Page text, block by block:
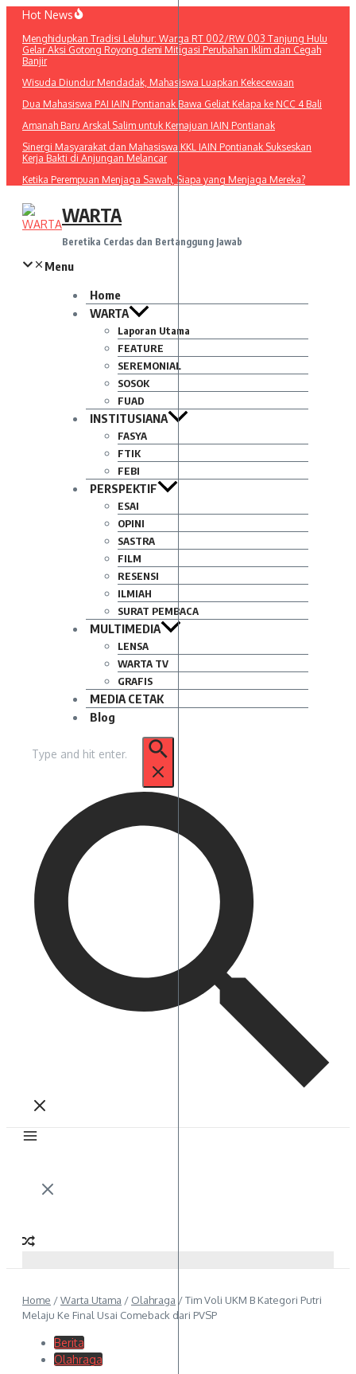
Lewati
konten
Hot News
Menghidupkan Tradisi Leluhur: Warga RT 002/RW 003 Tanjung Hulu
Gelar Aksi Gotong Royong demi Mitigasi Perubahan Iklim dan Cegah
Banjir
Wisuda Diundur Mendadak, Mahasiswa Luapkan Kekecewaan
Dua Mahasiswa PAI IAIN Pontianak Bawa Geliat Kelapa ke NCC 4 Bali
Amanah Baru Arskal Salim untuk Kemajuan IAIN Pontianak
Sinergi Masyarakat dan Mahasiswa KKL IAIN Pontianak Sukseskan
Kerja Bakti di Anjungan Melancar
Ketika Perempuan Menjaga Sawah, Siapa yang Menjaga Mereka?
WARTA
Beretika Cerdas dan Bertanggung Jawab
Menu
Home
WARTA
Laporan Utama
FEATURE
SEREMONIAL
SOSOK
FUAD
INSTITUSIANA
FASYA
FTIK
FEBI
PERSPEKTIF
ESAI
OPINI
SASTRA
FILM
RESENSI
ILMIAH
SURAT PEMBACA
MULTIMEDIA
LENSA
WARTA TV
GRAFIS
MEDIA CETAK
Blog
untuk:
Home /Warta Utama / Olahraga /Tim Voli UKM B Kategori Putri
Melaju Ke Final Usai Comeback dari PVSP
Berita
Olahraga